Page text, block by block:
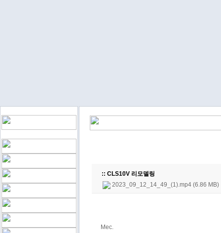
:: CLS10V 리모델링
2023_09_12_14_49_(1).mp4 (6.86 MB)
Mec.